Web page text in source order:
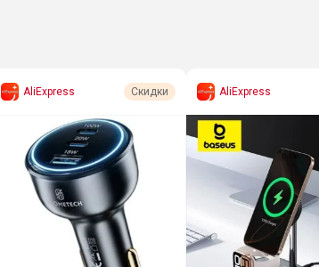
AliExpress Скидки AliExpress